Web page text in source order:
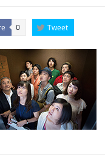
0 Tweet